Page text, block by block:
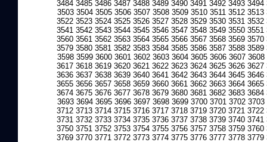
3484 3485 3486 3487 3488 3489 3490 3491 3492 3493 3494
3503 3504 3505 3506 3507 3508 3509 3510 3511 3512 3513
3522 3523 3524 3525 3526 3527 3528 3529 3530 3531 3532
3541 3542 3543 3544 3545 3546 3547 3548 3549 3550 3551
3560 3561 3562 3563 3564 3565 3566 3567 3568 3569 3570
3579 3580 3581 3582 3583 3584 3585 3586 3587 3588 3589
3598 3599 3600 3601 3602 3603 3604 3605 3606 3607 3608
3617 3618 3619 3620 3621 3622 3623 3624 3625 3626 3627
3636 3637 3638 3639 3640 3641 3642 3643 3644 3645 3646
3655 3656 3657 3658 3659 3660 3661 3662 3663 3664 3665
3674 3675 3676 3677 3678 3679 3680 3681 3682 3683 3684
3693 3694 3695 3696 3697 3698 3699 3700 3701 3702 3703
3712 3713 3714 3715 3716 3717 3718 3719 3720 3721 3722
3731 3732 3733 3734 3735 3736 3737 3738 3739 3740 3741
3750 3751 3752 3753 3754 3755 3756 3757 3758 3759 3760
3769 3770 3771 3772 3773 3774 3775 3776 3777 3778 3779